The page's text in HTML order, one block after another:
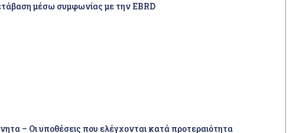
μέσω συμφωνίας με την EBRD
– Οι υποθέσεις που ελέγχονται κατά προτεραιότητα